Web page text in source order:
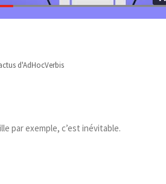
d'AdHocVerbis
par exemple, c’est inévitable.